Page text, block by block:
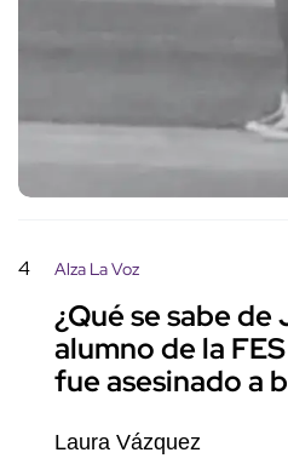
4 Alza La Voz
¿Qué se sabe de
alumno de la
fue asesinado a
Laura Vázquez